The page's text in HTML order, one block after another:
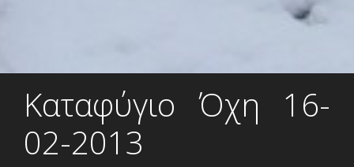
Καταφύγιο Όχη 16-
02-2013